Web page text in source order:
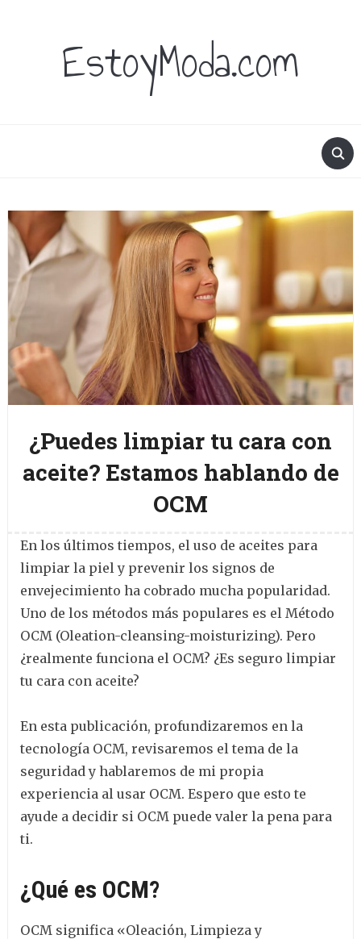
EstoyModa.com
¿Puedes limpiar tu cara con
aceite? Estamos hablando de
OCM
En los últimos tiempos, el uso de aceites para
limpiar la piel y prevenir los signos de
envejecimiento ha cobrado mucha popularidad.
Uno de los métodos más populares es el Método
OCM (Oleation-cleansing-moisturizing). Pero
¿realmente funciona el OCM? ¿Es seguro limpiar
tu cara con aceite?
En esta publicación, profundizaremos en la
tecnología OCM, revisaremos el tema de la
seguridad y hablaremos de mi propia
experiencia al usar OCM. Espero que esto te
ayude a decidir si OCM puede valer la pena para
ti.
¿Qué es OCM?
OCM significa «Oleación, Limpieza y